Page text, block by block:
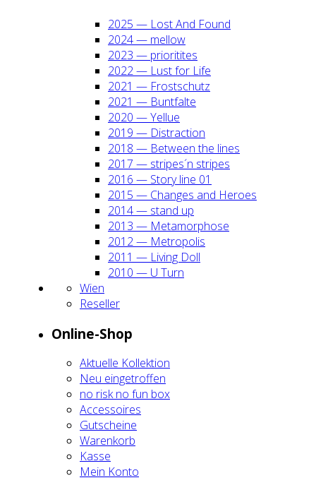
2025 — Lost And Found
2024 — mel­low
2023 — prio­ri­ti­tes
2022 — Lust for Life
2021 — Frost­schutz
2021 — Bunt­fal­te
2020 — Yel­lue
2019 — Dis­trac­tion
2018 — Bet­ween the lines
2017 — stripes´n stripes
2016 — Sto­ry line 01
2015 — Chan­ges and Heroes
2014 — stand up
2013 — Meta­mor­pho­se
2012 — Metro­po­lis
2011 — Living Doll
2010 — U Turn
Wien
Resel­ler
Online-Shop
Aktu­el­le Kol­lek­ti­on
Neu ein­ge­trof­fen
no risk no fun box
Acces­soires
Gut­schei­ne
Waren­korb
Kas­se
Mein Kon­to